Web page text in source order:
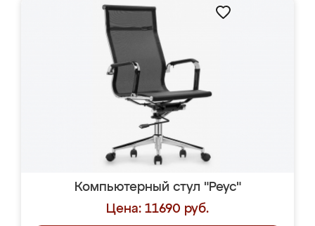
Компьютерный стул "Реус"
Цена: 11690 руб.